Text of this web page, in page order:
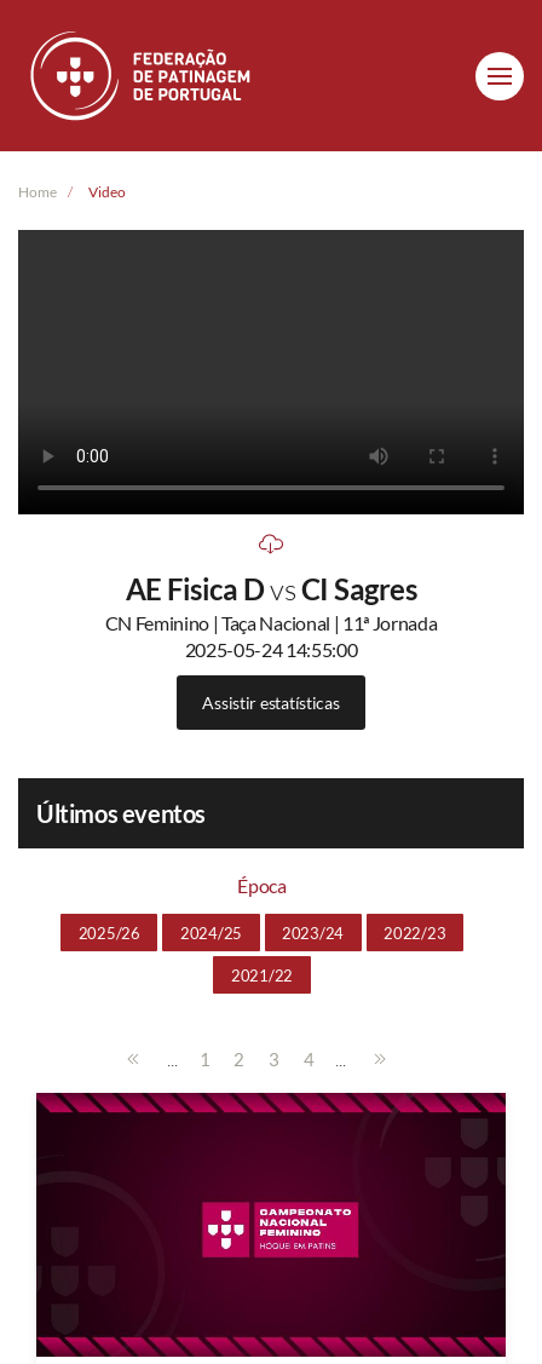
Skip to main content
Home Video
AE Fisica DvsCI Sagres
CN Feminino | Taça Nacional | 11ª Jornada
2025-05-24 14:55:00
Assistir estatísticas
Últimos eventos
Época
2025/26 2024/25 2023/24 2022/23
2021/22
... 1 2 3 4 ...